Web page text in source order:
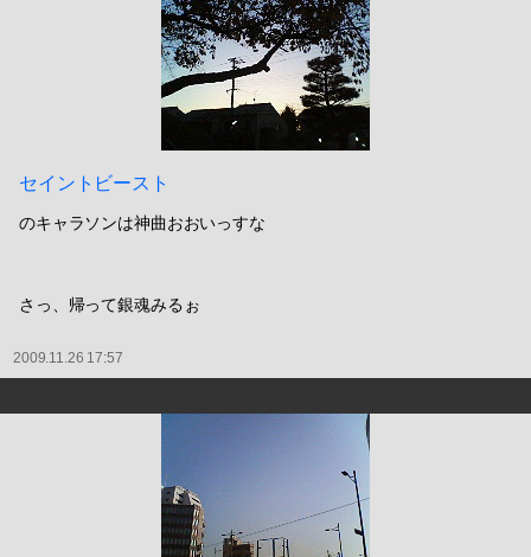
セイントビースト
のキャラソンは神曲おおいっすな
さっ、帰って銀魂みるぉ
2009.11.26 17:57